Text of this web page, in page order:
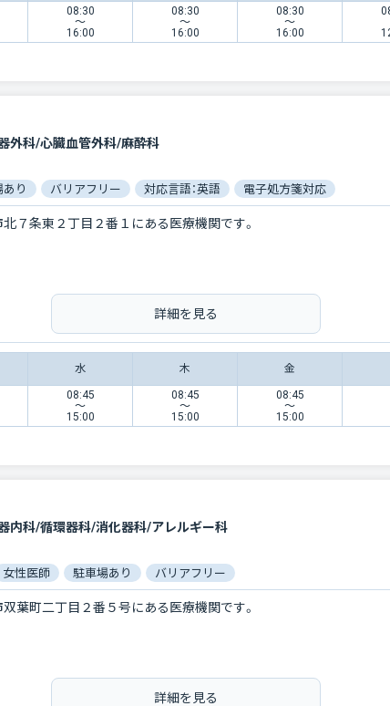
08:30
〜
16:00
08:30
〜
16:00
08:30
〜
16:00
外科/心臓血管外科/麻酔科
り バリアフリー 対応言語：英語 電子処方箋対応
７条東２丁目２番１にある医療機関です。
詳細を見る
水 木 金
08:45
〜
15:00
08:45
〜
15:00
08:45
〜
15:00
内科/循環器科/消化器科/アレルギー科
女性医師 駐車場あり バリアフリー
葉町二丁目２番５号にある医療機関です。
詳細を見る